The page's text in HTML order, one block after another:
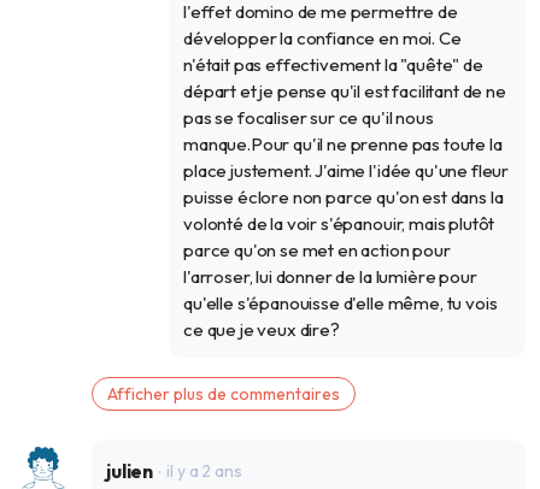
l'effet domino de me permettre de
développer la confiance en moi. Ce
n'était pas effectivement la "quête" de
départ et je pense qu'il est facilitant de ne
pas se focaliser sur ce qu'il nous
manque.Pour qu'il ne prenne pas toute la
place justement. J'aime l'idée qu'une fleur
puisse éclore non parce qu'on est dans la
volonté de la voir s'épanouir, mais plutôt
parce qu'on se met en action pour
l'arroser, lui donner de la lumière pour
qu'elle s'épanouisse d'elle même, tu vois
ce que je veux dire?
Afficher plus de commentaires
julien il y a 2 ans